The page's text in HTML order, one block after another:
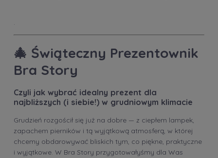
🎄 Świąteczny Prezentownik
Bra Story
Czyli jak wybrać idealny prezent dla
najbliższych (i siebie!) w grudniowym klimacie
Grudzień rozgościł się już na dobre — z ciepłem lampek,
zapachem pierników i tą wyjątkową atmosferą, w której
chcemy obdarowywać bliskich tym, co piękne, praktyczne
i wyjątkowe. W Bra Story przygotowałyśmy dla Was